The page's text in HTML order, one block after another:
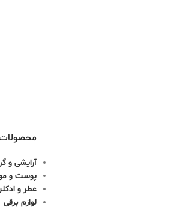
آرایشی و
پوست و
عطر و
لوازم برقی